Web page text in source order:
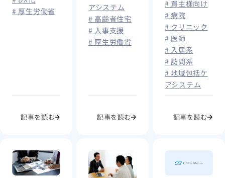
# 厚生労働省
記事を読む
アシステム
# 高齢者住宅
# 人事支援
# 厚生労働省
記事を読む
売却相場｜病
院・クリニッ
ク・介護施設
の事業承継を
徹底解説！
# 買主様向け
# 病院
# クリニック
# 医師
# 入居系
# 訪問系
# 地域包括ケ
アシステム
記事を読む